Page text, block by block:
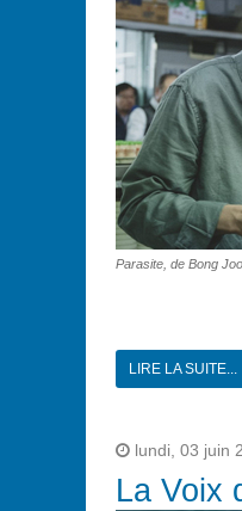
Parasite, de Bong
LIRE LA SUITE...
lundi, 03 juin
La Voix